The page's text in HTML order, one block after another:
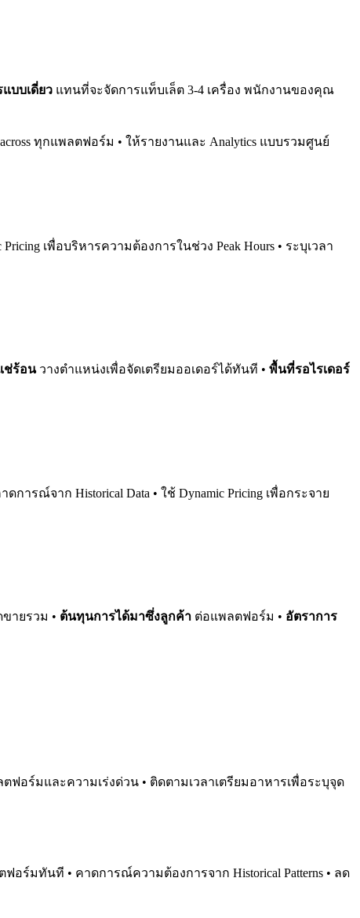
บบเดี่ยว แทนที่จะจัดการแท็บเล็ต 3-4 เครื่อง พนักงานของคุณ
ทุกแพลตฟอร์ม • ให้รายงานและ Analytics แบบรวมศูนย์
เพื่อบริหารความต้องการในช่วง Peak Hours • ระบุเวลา
ช่ร้อนวางตำแหน่งเพื่อจัดเตรียมออเดอร์ได้ทันที • พื้นที่รอไรเดอร์
รณ์จาก Historical Data • ใช้ Dynamic Pricing เพื่อกระจาย
ายรวม • ต้นทุนการได้มาซึ่งลูกค้า ต่อแพลตฟอร์ม • อัตราการ
อร์มและความเร่งด่วน • ติดตามเวลาเตรียมอาหารเพื่อระบุจุด
ร์มทันที • คาดการณ์ความต้องการจาก Historical Patterns • ลด